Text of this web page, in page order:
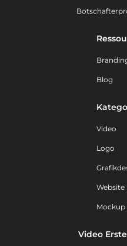
Blog
Video
Logo
Website
Mockup
Video